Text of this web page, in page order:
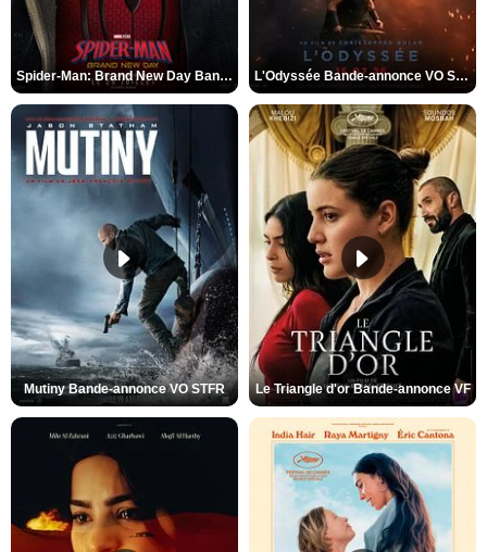
Spider-Man: Brand New Day Bande-annonce VO STFR L'Odyssée Bande-annonce VO STFR
Mutiny Bande-annonce VO STFR Le Triangle d'or Bande-annonce VF